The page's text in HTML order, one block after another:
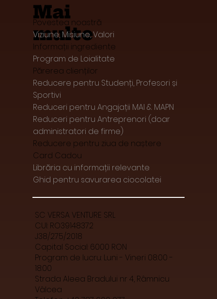
Mai
multe
Povestea noastră
Viziune, Misiune, Valori
Informații ingrediente
Program de Loialitate
Părerea clienților
Reducere pentru Studenți, Profesori și
Sportivi
Reduceri pentru Angajații MAI & MAPN
Reduceri pentru Antreprenori (doar
administratori de firme)
Reducere pentru ziua de naștere
Card Cadou
Librăria cu informații relevante
Ghid pentru savurarea ciocolatei
SC VERSA VENTURE SRL
CUI: RO39148372
J38/275/2018
Capital Social: 6000 RON
Program de lucru: Luni - Vineri 08:00 -
18:00
Strada Aleea Bradului nr 4, Râmnicu
Vâlcea